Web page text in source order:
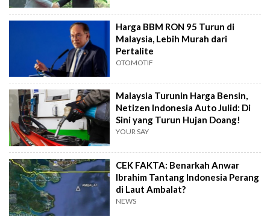
Harga BBM RON 95 Turun di
Malaysia, Lebih Murah dari
Pertalite
OTOMOTIF
Malaysia Turunin Harga Bensin,
Netizen Indonesia Auto Julid: Di
Sini yang Turun Hujan Doang!
YOUR SAY
CEK FAKTA: Benarkah Anwar
Ibrahim Tantang Indonesia Perang
di Laut Ambalat?
NEWS